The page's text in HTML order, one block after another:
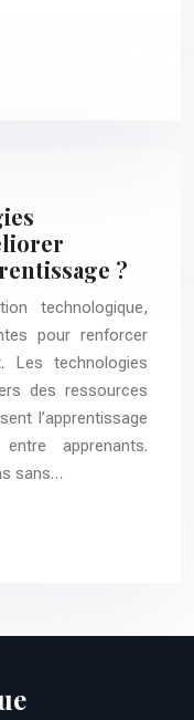
?
technologique,
pour renforcer
Les technologies
des ressources
l’apprentissage
apprenants.
sans…